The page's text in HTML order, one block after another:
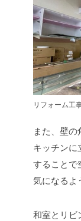
リフォーム工
また、壁の
キッチンに
することで
気になるよ
和室とリビ